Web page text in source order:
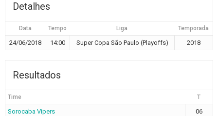
Detalhes
Data Tempo Liga Temporada
24/06/2018 14:00 Super Copa São Paulo (Playoffs) 2018
Resultados
Time T
Sorocaba Vipers
06